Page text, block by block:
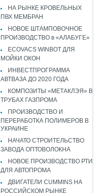
НА РЫНКЕ КРОВЕЛЬНЫХ
ПВХ МЕМБРАН
НОВОЕ ШТАМПОВОЧНОЕ
ПРОИЗВОДСТВО в «АЛАБУГЕ»
ECOVACS WINBOT ДЛЯ
МОЙКИ ОКОН
ИНВЕСТПРОГРАММА
АВТВАЗА ДО 2020 ГОДА
КОМПОЗИТЫ «МЕТАКЛЭЯ» В
ТРУБАХ ГАЗПРОМА
ПРОИЗВОДСТВО И
ПЕРЕРАБОТКА ПОЛИМЕРОВ В
УКРАИНЕ
НАЧАТО СТРОИТЕЛЬСТВО
ЗАВОДА ОПТОВОЛОКНА
НОВОЕ ПРОИЗВОДСТВО РТИ
ДЛЯ АВТОПРОМА
ДВИГАТЕЛИ CUMMINS НА
РОССИЙСКОМ РЫНКЕ